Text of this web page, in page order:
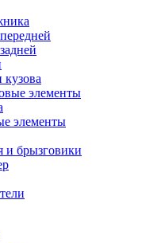
кузова
элементы
элементы
и брызговики